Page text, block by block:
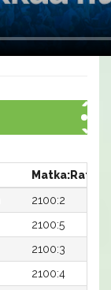
Matka:Rata
2100:2
2100:5
2100:3
2100:4